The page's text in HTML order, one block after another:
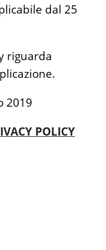
dal 25
riguarda
2019
POLICY